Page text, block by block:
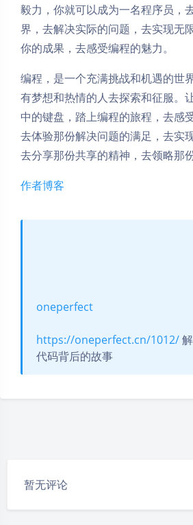
毅力，你就可以成为一名程序员，
界，去解决实际的问题，去实现无
你的成果，去感受编程的魅力。
编程，是一个充满挑战和机遇的世
有梦想和热情的人去探索和征服。
中的键盘，踏上编程的旅程，去感
去体验那份解决问题的满足，去实
去分享那份共享的精神，去领略那
作者博客
oneperfect
https://oneperfect.cn/1012/
代码背后的故事
暂无评论